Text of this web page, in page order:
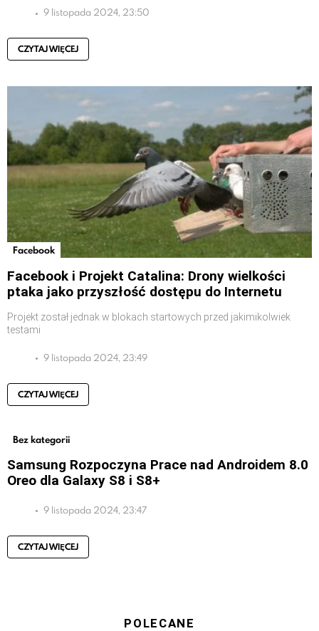
9 listopada 2024, 23:50
CZYTAJ WIĘCEJ
Facebook
Facebook i Projekt Catalina: Drony wielkości
ptaka jako przyszłość dostępu do Internetu
Projekt został jednak w blokach startowych przed jakimikolwiek
testami
9 listopada 2024, 23:49
CZYTAJ WIĘCEJ
Bez kategorii
Samsung Rozpoczyna Prace nad Androidem 8.0
Oreo dla Galaxy S8 i S8+
9 listopada 2024, 23:47
CZYTAJ WIĘCEJ
POLECANE